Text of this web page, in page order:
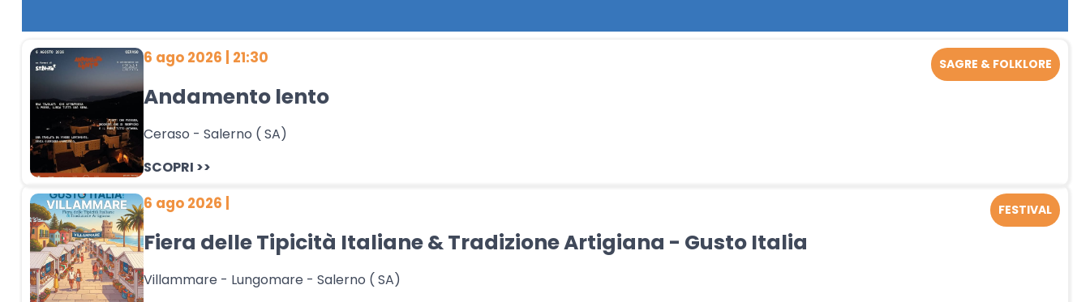
6 ago 2026 | 21:30
Andamento lento
Ceraso - Salerno ( SA)
SCOPRI >>
SAGRE & FOLKLORE
6 ago 2026 |
Fiera delle Tipicità Italiane & Tradizione Artigiana - Gusto Italia
Villammare - Lungomare - Salerno ( SA)
FESTIVAL